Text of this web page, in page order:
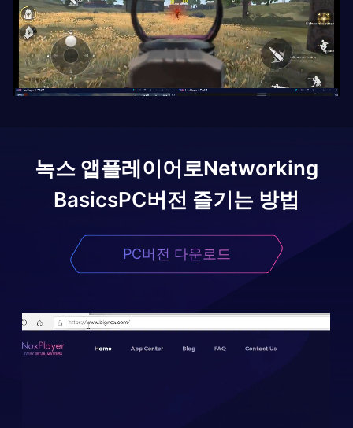
녹스 앱플레이어로Networking
BasicsPC버전 즐기는 방법
PC버전 다운로드